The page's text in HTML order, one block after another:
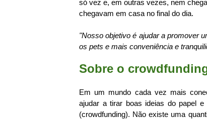
só vez e, em outras vezes, nem
chegavam em casa no final do dia.
"Nosso objetivo é ajudar a promover
os pets e mais conveniência e
Sobre o
Em um mundo cada vez mais
ajudar a tirar boas ideias do papel e
(crowdfunding). Não existe uma